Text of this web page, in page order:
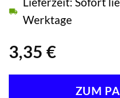
3,35 €
Werktage
ZUM